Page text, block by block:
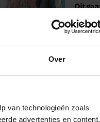
Over
van technologieën zoals
advertenties en content,